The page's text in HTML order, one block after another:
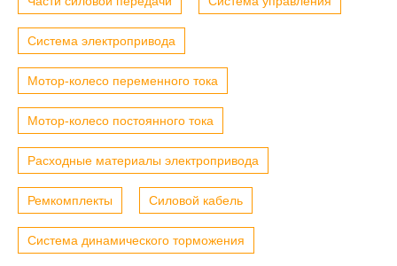
Система электропривода
Мотор-колесо переменного тока
Мотор-колесо постоянного тока
Расходные материалы электропривода
Ремкомплекты Силовой кабель
Система динамического торможения